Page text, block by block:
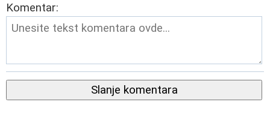
Komentar:
Slanje komentara